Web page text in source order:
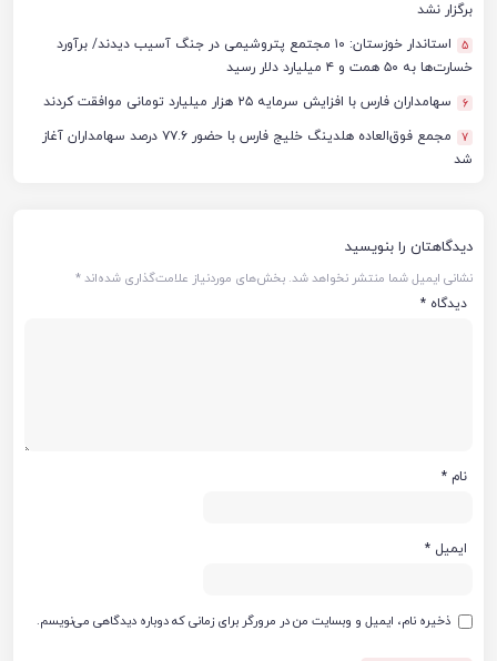
برگزار نشد
5
استاندار خوزستان: ۱۰ مجتمع پتروشیمی در جنگ آسیب دیدند/ برآورد
خسارت‌ها به ۵۰ همت و ۴ میلیارد دلار رسید
6 سهامداران فارس با افزایش سرمایه ۲۵ هزار میلیارد تومانی موافقت کردند
7
مجمع فوق‌العاده هلدینگ خلیج فارس با حضور ۷۷.۶ درصد سهامداران آغاز
شد
دیدگاهتان را بنویسید
نشانی ایمیل شما منتشر نخواهد شد. بخش‌های موردنیاز علامت‌گذاری شده‌اند*
دیدگاه *
نام *
ایمیل *
ذخیره نام، ایمیل و وبسایت من در مرورگر برای زمانی که دوباره دیدگاهی می‌نویسم.